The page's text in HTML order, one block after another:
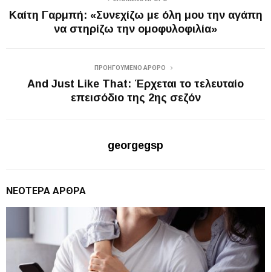
Καίτη Γαρμπή: «Συνεχίζω με όλη μου την αγάπη
να στηρίζω την ομοφυλοφιλία»
ΠΡΟΗΓΟΎΜΕΝΟ ΆΡΘΡΟ
And Just Like That: Έρχεται το τελευταίο
επεισόδιο της 2ης σεζόν
georgegsp
ΝΕΌΤΕΡΑ ΆΡΘΡΑ